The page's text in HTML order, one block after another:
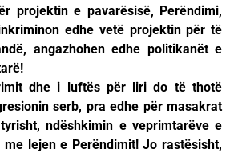
projektin e pavarësisë, Perëndimi,
edhe vetë projektin për të
angazhohen edhe politikanët e
dhe i luftës për liri do të thotë
serb, pra edhe për masakrat
ndëshkimin e veprimtarëve e
me lejen e Perëndimit! Jo rastësisht,